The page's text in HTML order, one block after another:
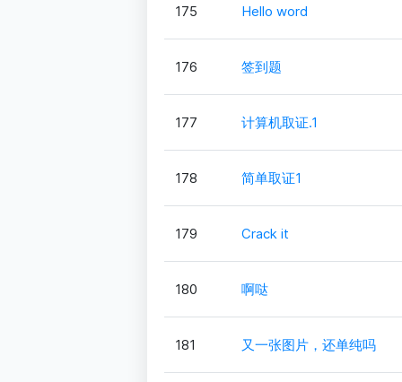
175 Hello word
176 签到题
177 计算机取证.1
178 简单取证1
179 Crack it
180 啊哒
181 又一张图片，还单纯吗